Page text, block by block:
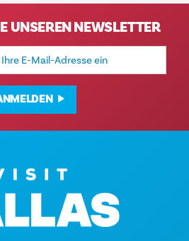
UNSEREN NEWSLETTER